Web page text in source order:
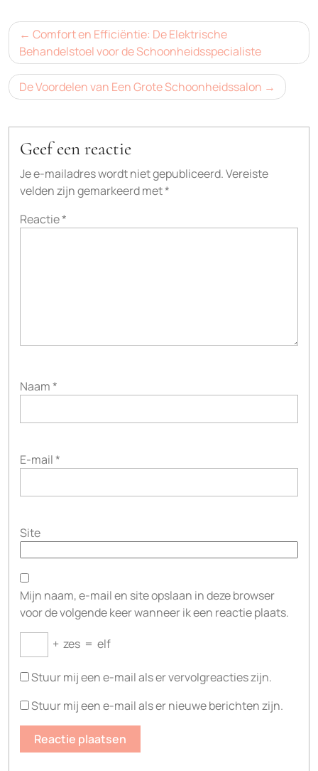
Bericht
navigatie
Comfort en Efficiëntie: De Elektrische
Behandelstoel voor de Schoonheidsspecialiste
De Voordelen van Een Grote Schoonheidssalon
Geef een reactie
Je e-mailadres wordt niet gepubliceerd.Vereiste
velden zijn gemarkeerd met*
Reactie*
Naam*
E-mail*
Site
Mijn naam, e-mail en site opslaan in deze browser
voor de volgende keer wanneer ik een reactie plaats.
+ zes = elf
Stuur mij een e-mail als er vervolgreacties zijn.
Stuur mij een e-mail als er nieuwe berichten zijn.